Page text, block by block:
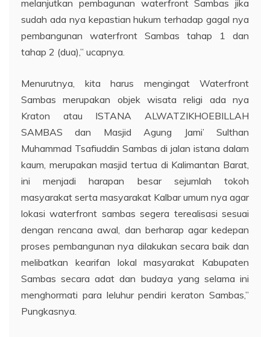
melanjutkan pembagunan waterfront Sambas jika
sudah ada nya kepastian hukum terhadap gagal nya
pembangunan waterfront Sambas tahap 1 dan
tahap 2 (dua),” ucapnya.
Menurutnya, kita harus mengingat Waterfront
Sambas merupakan objek wisata religi ada nya
Kraton atau ISTANA ALWATZIKHOEBILLAH
SAMBAS dan Masjid Agung Jami’ Sulthan
Muhammad Tsafiuddin Sambas di jalan istana dalam
kaum, merupakan masjid tertua di Kalimantan Barat,
ini menjadi harapan besar sejumlah tokoh
masyarakat serta masyarakat Kalbar umum nya agar
lokasi waterfront sambas segera terealisasi sesuai
dengan rencana awal, dan berharap agar kedepan
proses pembangunan nya dilakukan secara baik dan
melibatkan kearifan lokal masyarakat Kabupaten
Sambas secara adat dan budaya yang selama ini
menghormati para leluhur pendiri keraton Sambas,”
Pungkasnya.